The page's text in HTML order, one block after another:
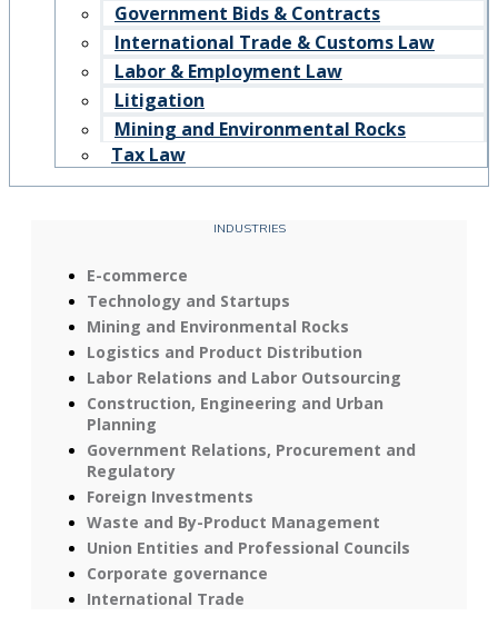
Government Bids & Contracts
International Trade & Customs Law
Labor & Employment Law
Litigation
Mining and Environmental Rocks
Tax Law
INDUSTRIES
E-commerce
Technology and Startups
Mining and Environmental Rocks
Logistics and Product Distribution
Labor Relations and Labor Outsourcing
Construction, Engineering and Urban
Planning
Government Relations, Procurement and
Regulatory
Foreign Investments
Waste and By-Product Management
Union Entities and Professional Councils
Corporate governance
International Trade